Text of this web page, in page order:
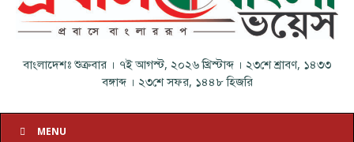
বাংলাদেশঃ শুক্রবার । ৭ই আগস্ট, ২০২৬ খ্রিস্টাব্দ । ২৩শে শ্রাবণ, ১৪৩৩
বঙ্গাব্দ। ২৩শে সফর, ১৪৪৮ হিজরি
MENU